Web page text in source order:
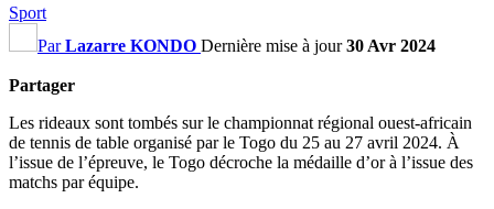
Sport
ParLazarre KONDO Dernière mise à jour30 Avr 2024
Partager
Les rideaux sont tombés sur le championnat régional ouest-africain
de tennis de table organisé par le Togo du 25 au 27 avril 2024. À
l’issue de l’épreuve, le Togo décroche la médaille d’or à l’issue des
matchs par équipe.